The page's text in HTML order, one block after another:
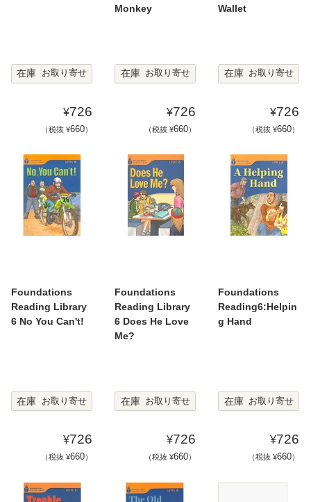
在庫 お取り寄せ
¥726
（税抜 ¥660）
Monkey
在庫 お取り寄せ
¥726
（税抜 ¥660）
Wallet
在庫 お取り寄せ
¥726
（税抜 ¥660）
Foundations
Reading Library
6 No You Can't!
在庫 お取り寄せ
¥726
（税抜 ¥660）
Foundations
Reading Library
6 Does He Love
Me?
在庫 お取り寄せ
¥726
（税抜 ¥660）
Foundations
Reading6:Helpin
g Hand
在庫 お取り寄せ
¥726
（税抜 ¥660）